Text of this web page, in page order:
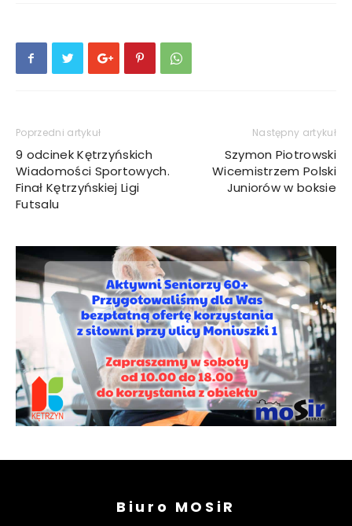
Poprzedni artykuł
9 odcinek Kętrzyńskich
Wiadomości Sportowych.
Finał Kętrzyńskiej Ligi
Futsalu
Następny artykuł
Szymon Piotrowski
Wicemistrzem Polski
Juniorów w boksie
Biuro MOSiR